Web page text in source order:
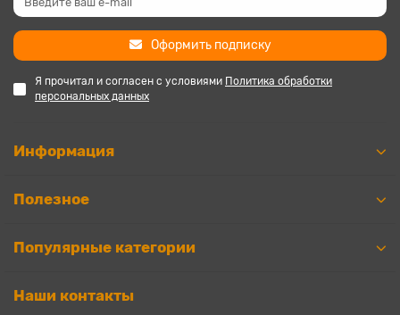
Оформить подписку
Я прочитал и согласен с условиями Политика обработки
персональных данных
Информация
Полезное
Популярные категории
Наши контакты